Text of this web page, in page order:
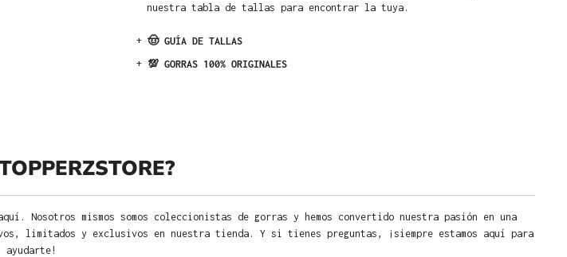
nuestra tabla de tallas para encontrar la tuya.
+ 🤠 GUÍA DE TALLAS
+ 💯 GORRAS 100% ORIGINALES
Nosotros mismos somos coleccionistas de gorras y hemos convertido nuestra pasión en una
limitados y exclusivos en nuestra tienda. Y si tienes preguntas, ¡siempre estamos aquí para
ayudarte!